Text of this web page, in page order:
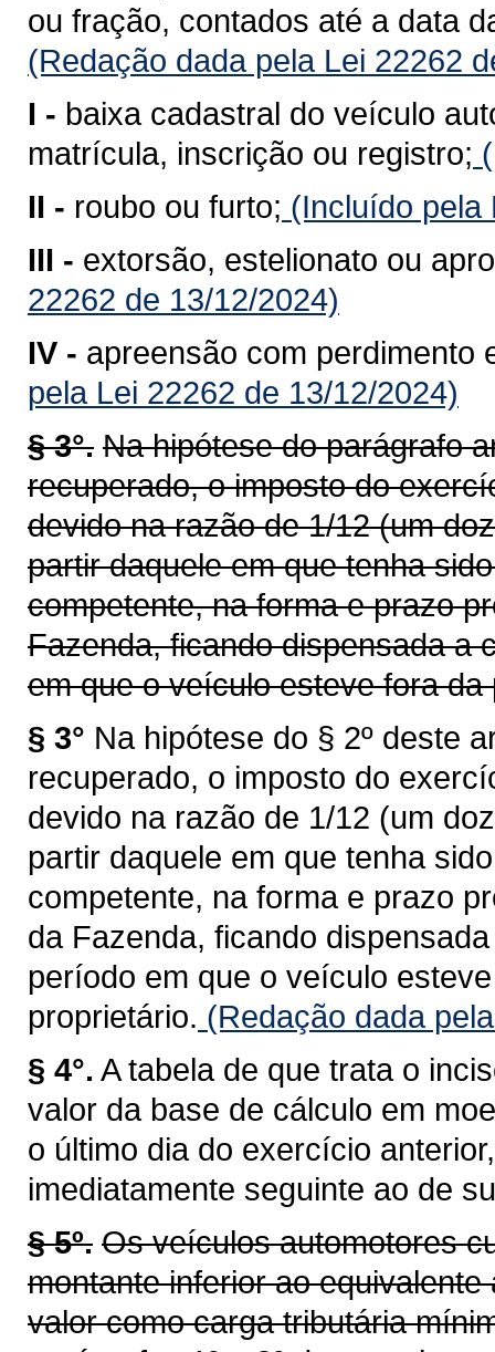
ou fração, contados até a data
(Redação dada pela Lei 22262
I - baixa cadastral do veículo
matrícula, inscrição ou registro;
II - roubo ou furto; (Incluído pela
III - extorsão, estelionato ou
22262 de 13/12/2024)
IV - apreensão com perdimento
pela Lei 22262 de 13/12/2024)
§ 3°. Na hipótese do parágrafo
recuperado, o imposto do
devido na razão de 1/12 (um
partir daquele em que tenha
competente, na forma e prazo
Fazenda, ficando dispensada a
em que o veículo esteve fora
§ 3° Na hipótese do § 2º deste
recuperado, o imposto do
devido na razão de 1/12 (um
partir daquele em que tenha
competente, na forma e prazo
da Fazenda, ficando
período em que o veículo
proprietário. (Redação dada
§ 4°. A tabela de que trata o
valor da base de cálculo em
o último dia do exercício
imediatamente seguinte ao de
§ 5º. Os veículos automotores
montante inferior ao
valor como carga tributária